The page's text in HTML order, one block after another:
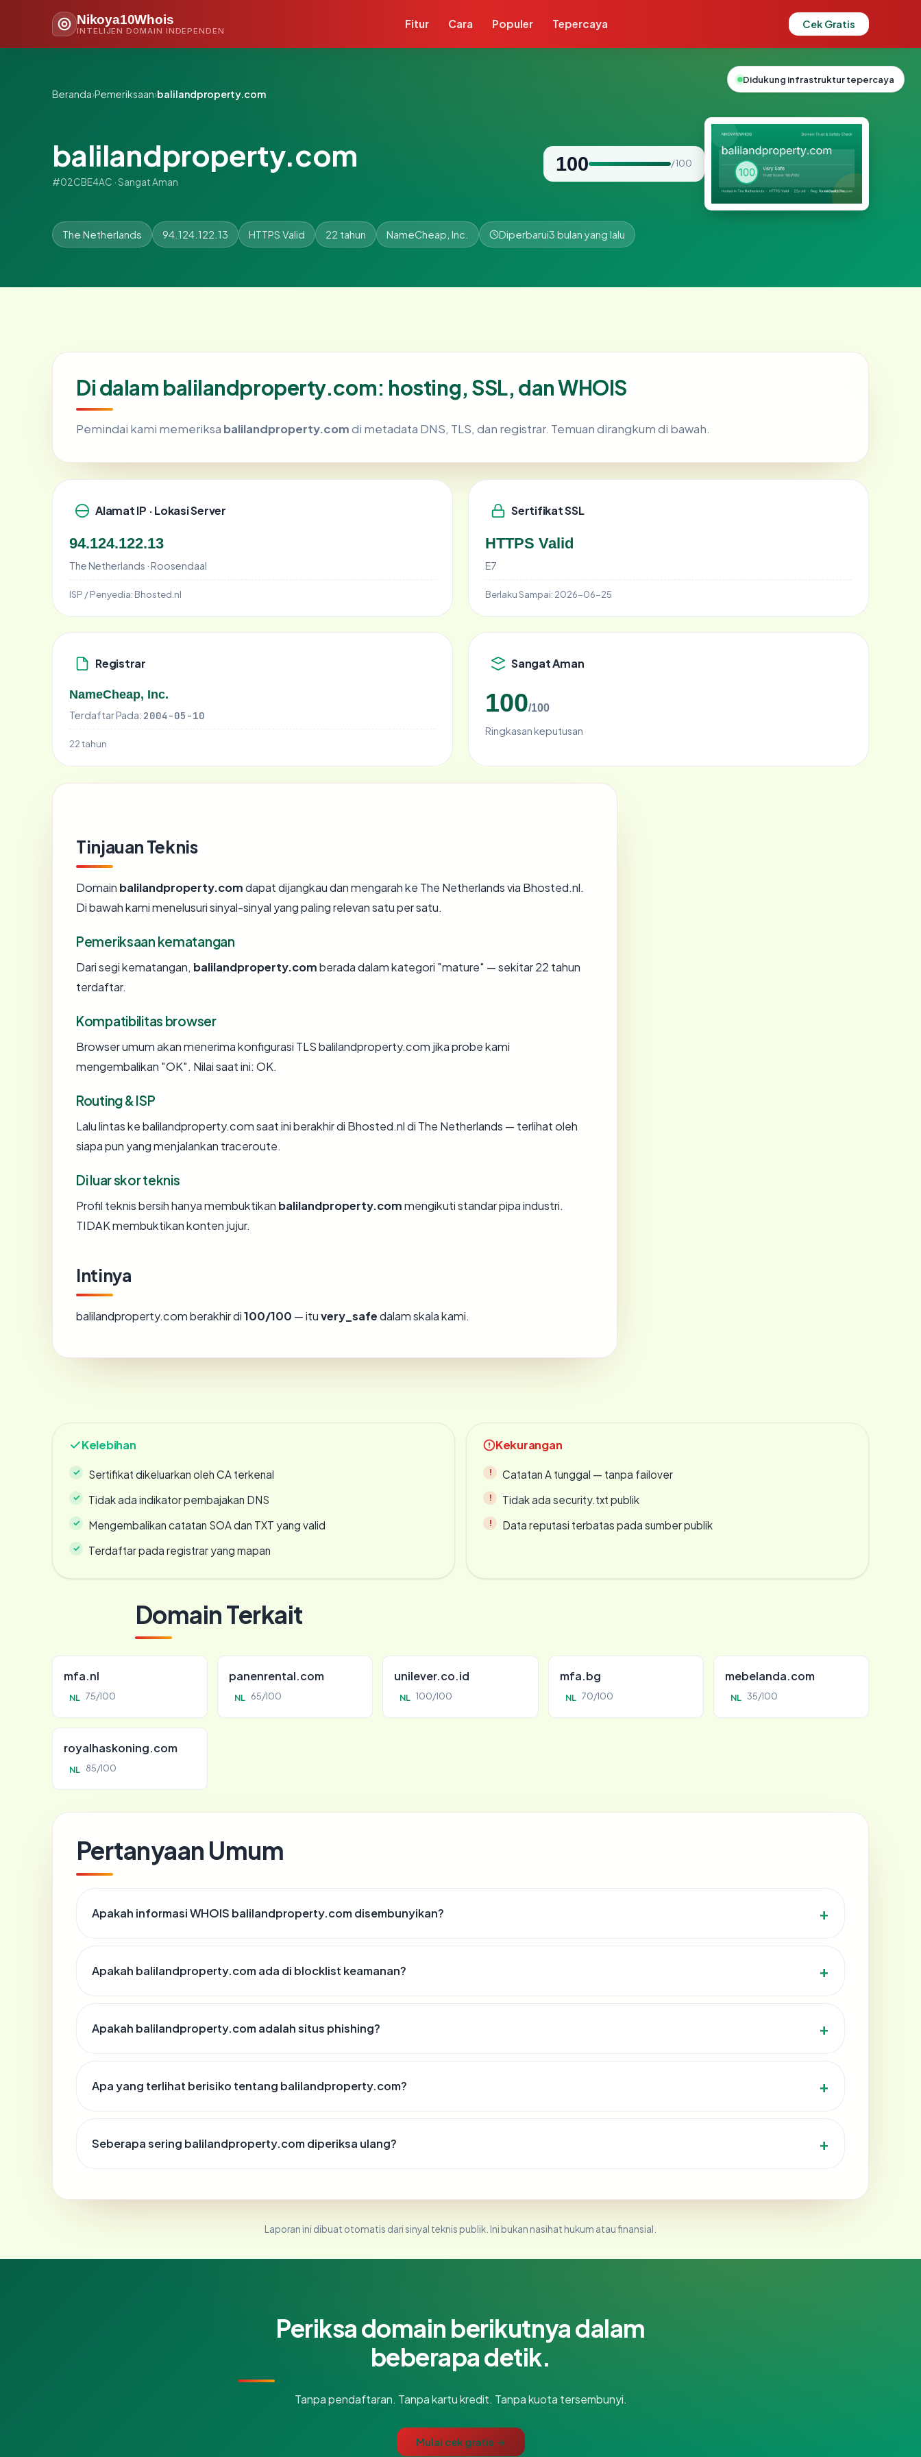
Nikoya10Whois
INTELIJEN DOMAIN INDEPENDEN
Fitur Cara Populer Tepercaya Cek Gratis
Beranda›Pemeriksaan›balilandproperty.com
balilandproperty.com
#02CBE4AC · Sangat Aman
100 / 100
The Netherlands 94.124.122.13 HTTPS Valid 22 tahun NameCheap, Inc. Diperbarui3 bulan yang lalu
Di dalam balilandproperty.com: hosting, SSL, dan WHOIS
Pemindai kami memeriksa balilandproperty.comdi metadata DNS, TLS, dan registrar. Temuan dirangkum di bawah.
Alamat IP · Lokasi Server
94.124.122.13
The Netherlands · Roosendaal
ISP / Penyedia: Bhosted.nl
Sertifikat SSL
HTTPS Valid
E7
Berlaku Sampai: 2026-06-25
Registrar
NameCheap, Inc.
Terdaftar Pada: 2004-05-10
22 tahun
Sangat Aman
100/100
Ringkasan keputusan
Tinjauan Teknis
Domain balilandproperty.comdapat dijangkau dan mengarah ke The Netherlands via Bhosted.nl.
Di bawah kami menelusuri sinyal-sinyal yang paling relevan satu per satu.
Pemeriksaan kematangan
Dari segi kematangan, balilandproperty.comberada dalam kategori "mature" — sekitar 22 tahun
terdaftar.
Kompatibilitas browser
Browser umum akan menerima konfigurasi TLS balilandproperty.com jika probe kami
mengembalikan "OK". Nilai saat ini: OK.
Routing & ISP
Lalu lintas ke balilandproperty.com saat ini berakhir di Bhosted.nl di The Netherlands — terlihat oleh
siapa pun yang menjalankan traceroute.
Di luar skor teknis
Profil teknis bersih hanya membuktikan balilandproperty.commengikuti standar pipa industri.
TIDAK membuktikan konten jujur.
Intinya
balilandproperty.com berakhir di100/100 — ituvery_safedalam skala kami.
Kelebihan
Sertifikat dikeluarkan oleh CA terkenal
Tidak ada indikator pembajakan DNS
Mengembalikan catatan SOA dan TXT yang valid
Terdaftar pada registrar yang mapan
Kekurangan
Catatan A tunggal — tanpa failover
Tidak ada security.txt publik
Data reputasi terbatas pada sumber publik
Domain Terkait
mfa.nl
NL 75/100
panenrental.com
NL 65/100
unilever.co.id
NL 100/100
mfa.bg
NL 70/100
mebelanda.com
NL 35/100
royalhaskoning.com
NL 85/100
Pertanyaan Umum
Apakah informasi WHOIS balilandproperty.com disembunyikan?
Apakah balilandproperty.com ada di blocklist keamanan?
Apakah balilandproperty.com adalah situs phishing?
Apa yang terlihat berisiko tentang balilandproperty.com?
Seberapa sering balilandproperty.com diperiksa ulang?
Laporan ini dibuat otomatis dari sinyal teknis publik. Ini bukan nasihat hukum atau finansial.
Periksa domain berikutnya dalam
beberapa detik.
Tanpa pendaftaran. Tanpa kartu kredit. Tanpa kuota tersembunyi.
Mulai cek gratis →
Didukung infrastruktur tepercaya